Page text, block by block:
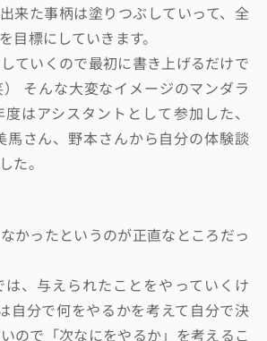
来た事柄は塗りつぶしていって、全
目標にしていきます。
ていくので最初に書き上げるだけで
そんな大変なイメージのマンダラ
はアシスタントとして参加した、
馬さん、野本さんから自分の体験談
た。
かったというのが正直なところだっ
、与えられたことをやっていくけ
自分で何をやるかを考えて自分で決
ので「次なにをやるか」を考えるこ